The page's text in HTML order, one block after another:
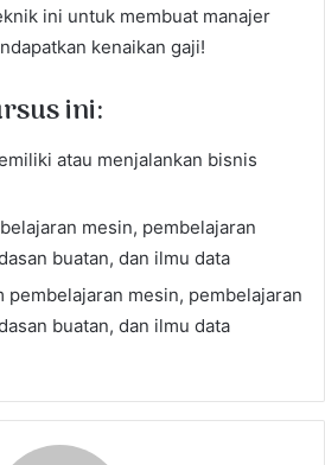
ini untuk membuat manajer
kenaikan gaji!
ini:
atau menjalankan bisnis
mesin, pembelajaran
buatan, dan ilmu data
pembelajaran mesin, pembelajaran
buatan, dan ilmu data